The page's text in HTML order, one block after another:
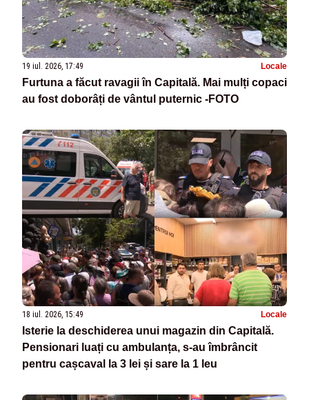
19 iul. 2026, 17:49 Locale
Furtuna a făcut ravagii în Capitală. Mai mulți copaci
au fost doborâți de vântul puternic -FOTO
18 iul. 2026, 15:49 Locale
Isterie la deschiderea unui magazin din Capitală.
Pensionari luați cu ambulanța, s-au îmbrâncit
pentru cașcaval la 3 lei și sare la 1 leu